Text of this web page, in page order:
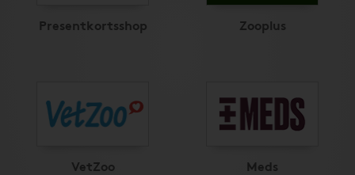
Presentkortsshop Zooplus
VetZoo Meds